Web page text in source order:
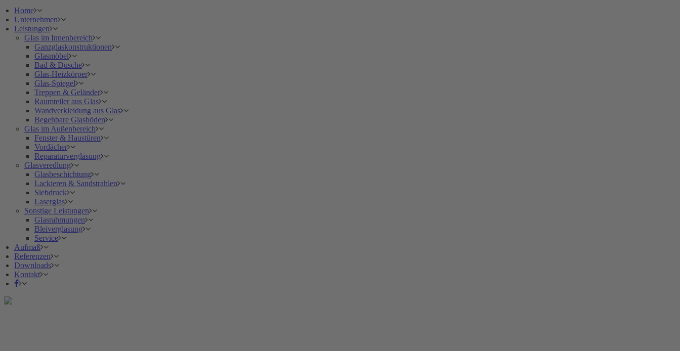
Home
Unternehmen
Leistungen
Glas im Innenbereich
Ganzglaskonstruktionen
Glasmöbel
Bad & Dusche
Glas-Heizkörper
Glas-Spiegel
Treppen & Geländer
Raumteiler aus Glas
Wandverkleidung aus Glas
Begehbare Glasböden
Glas im Außenbereich
Fenster & Haustüren
Vordächer
Reparaturverglasung
Glasveredlung
Glasbeschichtung
Lackieren & Sandstrahlen
Siebdruck
Laserglas
Sonstige Leistungen
Glasrahmungen
Bleiverglasung
Service
Aufmaß
Referenzen
Downloads
Kontakt